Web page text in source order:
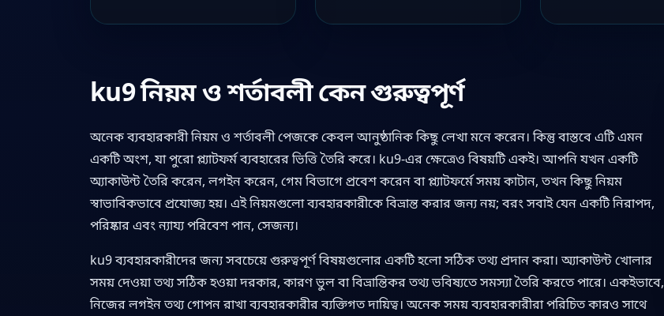
ku9 নিয়ম ও শর্তাবলী কেন গুরুত্বপূর্ণ
অনেক ব্যবহারকারী নিয়ম ও শর্তাবলী পেজকে কেবল আনুষ্ঠানিক কিছু লেখা মনে করেন। কিন্তু বাস্তবে এটি এমন
একটি অংশ, যা পুরো প্ল্যাটফর্ম ব্যবহারের ভিত্তি তৈরি করে। ku9-এর ক্ষেত্রেও বিষয়টি একই। আপনি যখন একটি
অ্যাকাউন্ট তৈরি করেন, লগইন করেন, গেম বিভাগে প্রবেশ করেন বা প্ল্যাটফর্মে সময় কাটান, তখন কিছু নিয়ম
স্বাভাবিকভাবে প্রযোজ্য হয়। এই নিয়মগুলো ব্যবহারকারীকে বিভ্রান্ত করার জন্য নয়; বরং সবাই যেন একটি নিরাপদ,
পরিষ্কার এবং ন্যায্য পরিবেশ পান, সেজন্য।
ku9 ব্যবহারকারীদের জন্য সবচেয়ে গুরুত্বপূর্ণ বিষয়গুলোর একটি হলো সঠিক তথ্য প্রদান করা। অ্যাকাউন্ট খোলার
সময় দেওয়া তথ্য সঠিক হওয়া দরকার, কারণ ভুল বা বিভ্রান্তিকর তথ্য ভবিষ্যতে সমস্যা তৈরি করতে পারে। একইভাবে,
নিজের লগইন তথ্য গোপন রাখা ব্যবহারকারীর ব্যক্তিগত দায়িত্ব। অনেক সময় ব্যবহারকারীরা পরিচিত কারও সাথে